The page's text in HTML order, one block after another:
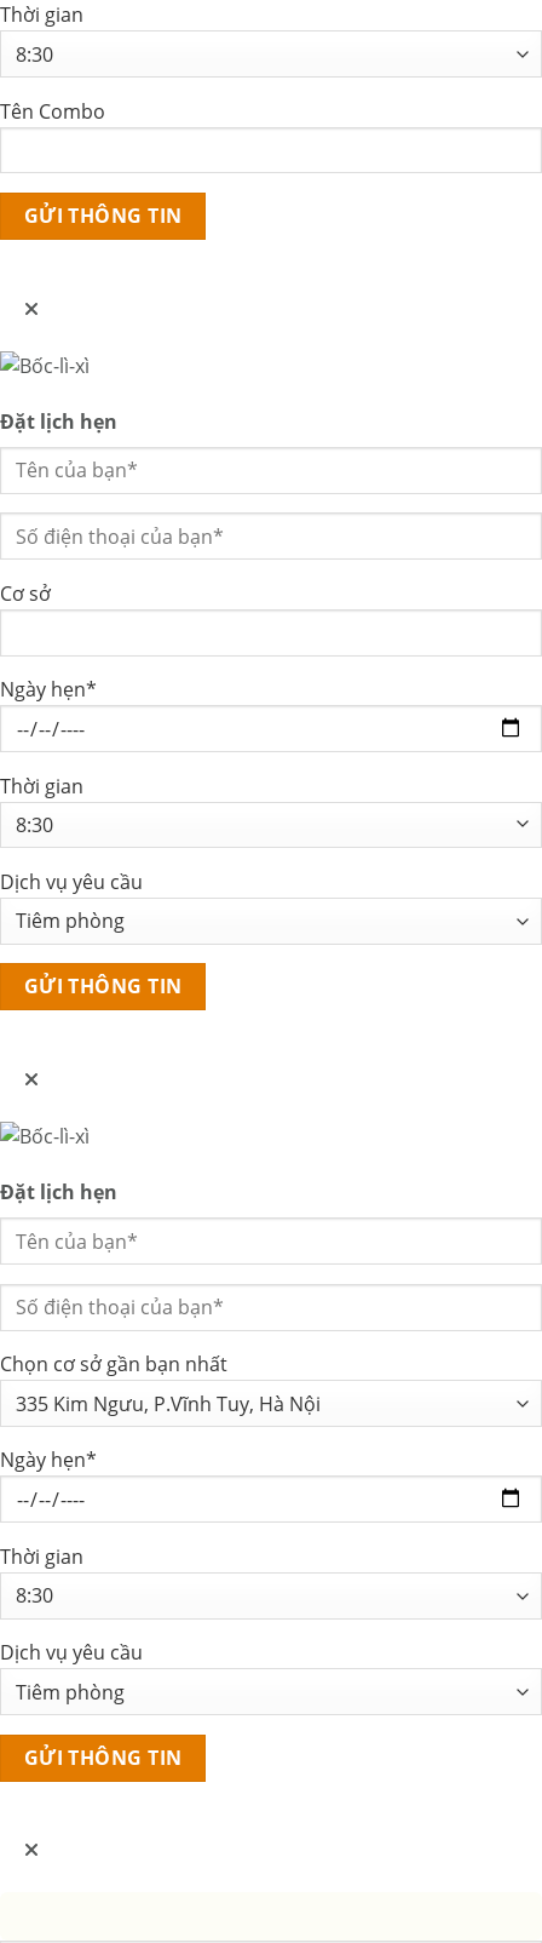
Thời gian
Tên Combo
Đặt lịch hẹn
Cơ sở
Ngày hẹn*
Thời gian
Dịch vụ yêu cầu
Đặt lịch hẹn
Chọn cơ sở gần bạn nhất
Ngày hẹn*
Thời gian
Dịch vụ yêu cầu